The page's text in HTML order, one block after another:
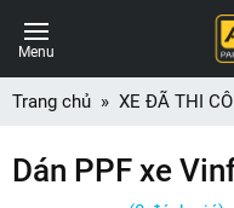
Menu
Trang chủ XE ĐÃ THI
Dán PPF xe